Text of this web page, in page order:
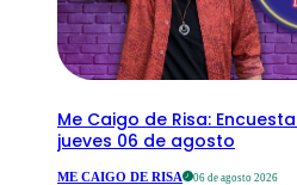
Me Caigo de Risa: Encuesta
jueves 06 de agosto
ME CAIGO DE RISA 06 de agosto 2026